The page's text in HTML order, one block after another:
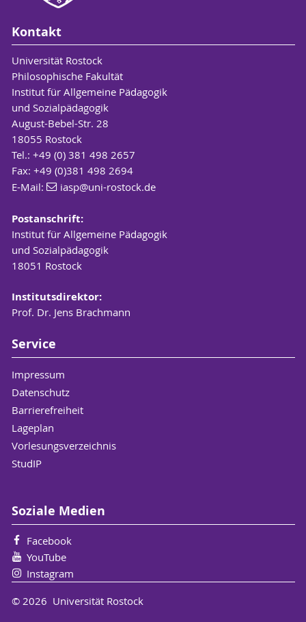
Kontakt
Universität Rostock
Philosophische Fakultät
Institut für Allgemeine Pädagogik
und Sozialpädagogik
August-Bebel-Str. 28
18055 Rostock
Tel.: +49 (0) 381 498 2657
Fax: +49 (0)381 498 2694
E-Mail:
iasp@uni-rostock.de
Postanschrift:
Institut für Allgemeine Pädagogik
und Sozialpädagogik
18051 Rostock
Institutsdirektor:
Prof. Dr. Jens Brachmann
Service
Impressum
Datenschutz
Barrierefreiheit
Lageplan
Vorlesungsverzeichnis
StudIP
Soziale Medien
Facebook
YouTube
Instagram
© 2026 Universität Rostock